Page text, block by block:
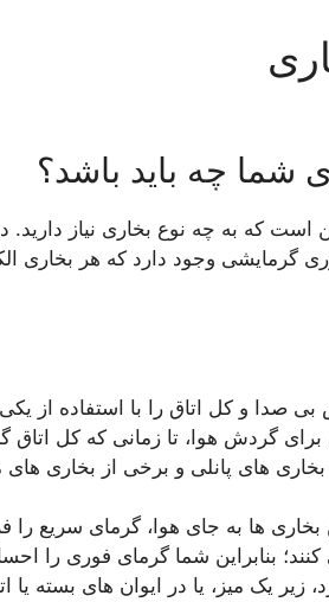
شما چه باید باشد؟
است که به چه نوع بخاری نیاز
گرمایشی وجود دارد که هر بخاری
صدا و کل اتاق را با استفاده از یکی
گردش هوا، تا زمانی که کل اتاق
های پانلی و برخی از بخاری
بخاری ها به جای هوا، گرمای سریع را
بنابراین شما گرمای فوری را
یک میز، یا در ایوان های بسته یا